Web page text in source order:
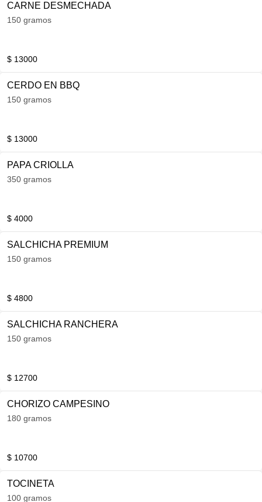
CARNE DESMECHADA
150 gramos
$ 13000
CERDO EN BBQ
150 gramos
$ 13000
PAPA CRIOLLA
350 gramos
$ 4000
SALCHICHA PREMIUM
150 gramos
$ 4800
SALCHICHA RANCHERA
150 gramos
$ 12700
CHORIZO CAMPESINO
180 gramos
$ 10700
TOCINETA
100 gramos